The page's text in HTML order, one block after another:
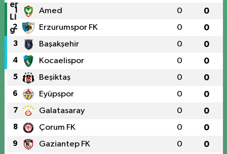
1 Amed 0 0
2 Erzurumspor FK 0 0
3 Başakşehir 0 0
4 Kocaelispor 0 0
5 Beşiktaş 0 0
6 Eyüpspor 0 0
7 Galatasaray 0 0
8 Çorum FK 0 0
9 Gaziantep FK 0 0